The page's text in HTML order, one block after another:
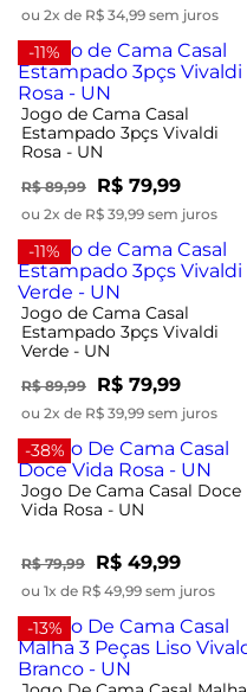
ou 2x de R$ 34,99 sem juros
-11%
Jogo de Cama Casal
Estampado 3pçs Vivaldi
Rosa - UN
R$ 89,99 R$ 79,99
ou 2x de R$ 39,99 sem juros
-11%
Jogo de Cama Casal
Estampado 3pçs Vivaldi
Verde - UN
R$ 89,99 R$ 79,99
ou 2x de R$ 39,99 sem juros
-38%
Jogo De Cama Casal Doce
Vida Rosa - UN
R$ 79,99 R$ 49,99
ou 1x de R$ 49,99 sem juros
-13%